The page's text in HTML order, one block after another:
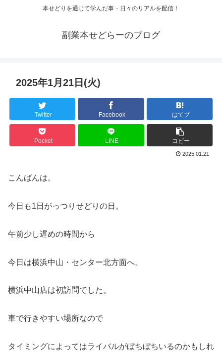
本せどりを通じて学んだ事・日々のリアルを配信！
副業本せどらーのブログ
2025年1月21日(火)
Twitter Facebook はてブ
Pocket LINE コピー
2025.01.21
こんばんは。
今日も1日がっつりせどりの日。
午前少し遅めの時間から
今日は横浜中山・センター北方面へ。
横浜中山店は初訪問でした。
車で行きやすい場所なので
タイミングによってはライバルがぼちぼちいるのかもしれ